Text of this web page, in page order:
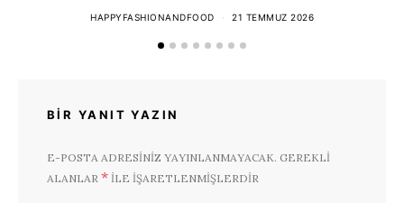
HAPPYFASHIONANDFOOD 21 TEMMUZ 2026
BIR YANIT YAZIN
E-POSTA ADRESINIZ YAYINLANMAYACAK. GEREKLI
ALANLAR * ILE IŞARETLENMIŞLERDIR